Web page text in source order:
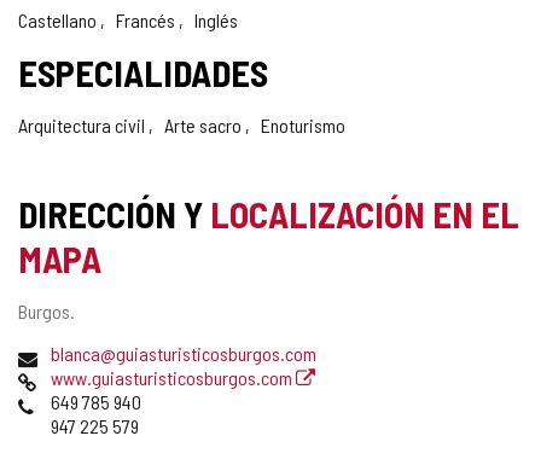
Castellano Francés Inglés
ESPECIALIDADES
Arquitectura civil Arte sacro Enoturismo
DIRECCIÓN Y LOCALIZACIÓN EN EL
MAPA
Dirección
Burgos.
Dirección
de
correo
electrónico
blanca@guiasturisticosburgos.com
Página
Web
www.guiasturisticosburgos.com
Teléfonos
649 785 940
947 225 579